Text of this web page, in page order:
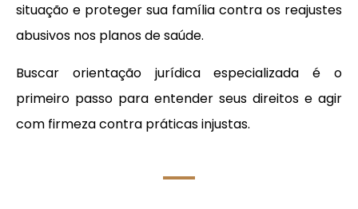
situação e proteger sua família contra os reajustes
abusivos nos planos de saúde.
Buscar orientação jurídica especializada é o
primeiro passo para entender seus direitos e agir
com firmeza contra práticas injustas.